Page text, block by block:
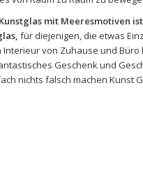
mit Meeresmotiven
für diejenigen, die etwas
Interieur von Zuhause und Büro
Geschenk und
nichts falsch machen Kunst